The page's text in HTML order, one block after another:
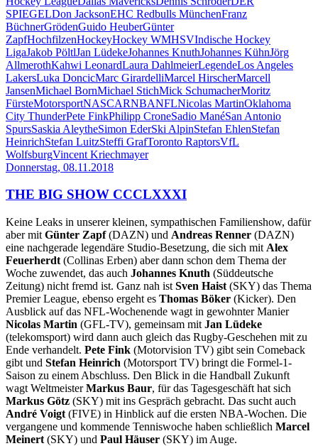
SPIEGELDon JacksonEHC Redbulls MünchenFranz
BüchnerGrödenGuido HeuberGünter
ZapfHochfilzenHockeyHockey WMHSVIndische Hockey
LigaJakob PöltlJan LüdekeJohannes KnuthJohannes KühnJörg
AllmerothKahwi LeonardLaura DahlmeierLegendeLos Angeles
LakersLuka DoncicMarc GirardelliMarcel HirscherMarcell
JansenMichael BornMichael StichMick SchumacherMoritz
FürsteMotorsportNASCARNBANFLNicolas MartinOklahoma
City ThunderPete FinkPhilipp CroneSadio ManéSan Antonio
SpursSaskia AleytheSimon EderSki AlpinStefan EhlenStefan
HeinrichStefan LuitzSteffi GrafToronto RaptorsVfL
WolfsburgVincent Kriechmayer
Donnerstag, 08.11.2018
THE BIG SHOW CCCLXXXI
Keine Leaks in unserer kleinen, sympathischen Familienshow, dafür
aber mit Günter Zapf(DAZN) und Andreas Renner (DAZN)
eine nachgerade legendäre Studio-Besetzung, die sich mit Alex
Feuerherdt (Collinas Erben) aber dann schon dem Thema der
Woche zuwendet, das auch Johannes Knuth (Süddeutsche
Zeitung) nicht fremd ist. Ganz nah ist Sven Haist (SKY) das Thema
Premier League, ebenso ergeht es Thomas Böker (Kicker). Den
Ausblick auf das NFL-Wochenende wagt in gewohnter Manier
Nicolas Martin (GFL-TV), gemeinsam mit Jan Lüdeke
(telekomsport) wird dann auch gleich das Rugby-Geschehen mit zu
Ende verhandelt. Pete Fink (Motorvision TV) gibt sein Comeback
gibt und Stefan Heinrich (Motorsport TV) bringt die Formel-1-
Saison zu einem Abschluss. Den Blick in die Handball Zukunft
wagt WeltmeisterMarkus Baur, für das Tagesgeschäft hat sich
Markus Götz (SKY) mit ins Gespräch gebracht. Das sucht auch
André Voigt (FIVE) in Hinblick auf die ersten NBA-Wochen. Die
vergangene und kommende Tenniswoche haben schließlich Marcel
Meinert (SKY) und Paul Häuser (SKY) im Auge.